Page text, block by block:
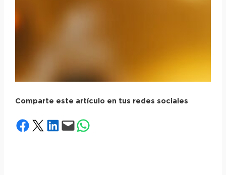
Comparte este artículo en tus redes sociales
Compartir en Facebook
Compartir en X Compartir en LinkedIn
Envía esta página por correo electrónico
Compartir en WhatsApp